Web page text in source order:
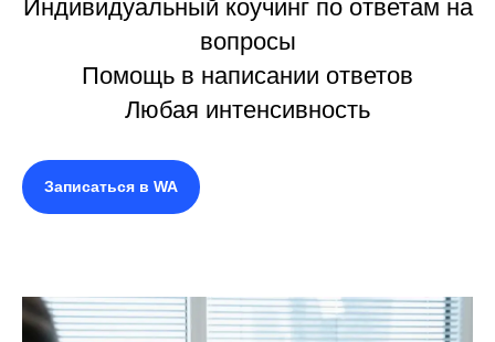
Индивидуальный коучинг по ответам на
вопросы
Помощь в написании ответов
Любая интенсивность
Записаться в WA